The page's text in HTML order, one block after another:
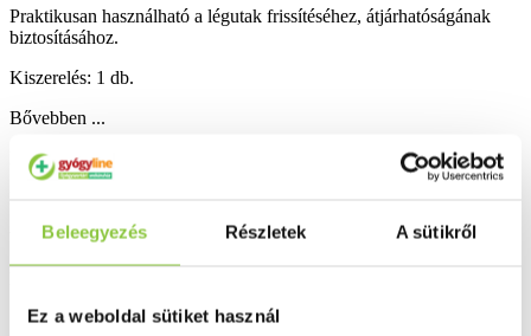
Beleegyezés Részletek A sütikről
Ez a weboldal sütiket használ
Praktikusan használható a légutak frissítéséhez, átjárhatóságának
biztosításához.
Kiszerelés: 1 db.
Bővebben ...
Ingyenes szállítás 18 000 Ft felett
Valós gyógyszertári háttér